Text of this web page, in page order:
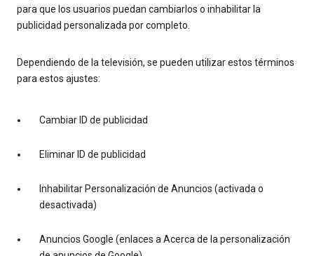
para que los usuarios puedan cambiarlos o inhabilitar la
publicidad personalizada por completo.
Dependiendo de la televisión, se pueden utilizar estos términos
para estos ajustes:
Cambiar ID de publicidad
Eliminar ID de publicidad
Inhabilitar Personalización de Anuncios (activada o
desactivada)
Anuncios Google (enlaces a Acerca de la personalización